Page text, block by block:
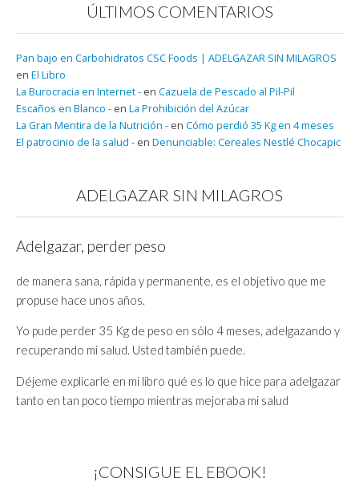
ÚLTIMOS COMENTARIOS
Pan bajo en Carbohidratos CSC Foods | ADELGAZAR SIN MILAGROS
en El Libro
La Burocracia en Internet - en Cazuela de Pescado al Pil-Pil
Escaños en Blanco - en La Prohibición del Azúcar
La Gran Mentira de la Nutrición - en Cómo perdió 35 Kg en 4 meses
El patrocinio de la salud - en Denunciable: Cereales Nestlé Chocapic
ADELGAZAR SIN MILAGROS
Adelgazar, perder peso
de manera sana, rápida y permanente, es el objetivo que me
propuse hace unos años.
Yo pude perder 35 Kg de peso en sólo 4 meses, adelgazando y
recuperando mi salud. Usted también puede.
Déjeme explicarle en mi libro qué es lo que hice para adelgazar
tanto en tan poco tiempo mientras mejoraba mi salud
¡CONSIGUE EL EBOOK!